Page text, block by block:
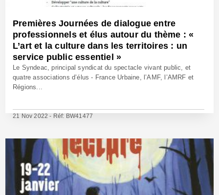
Premières Journées de dialogue entre
professionnels et élus autour du thème : «
L’art et la culture dans les territoires : un
service public essentiel »
Le Syndeac, principal syndicat du spectacle vivant public, et
quatre associations d’élus - France Urbaine, l’AMF, l’AMRF et
Régions...
21 Nov 2022 - Réf: BW41477